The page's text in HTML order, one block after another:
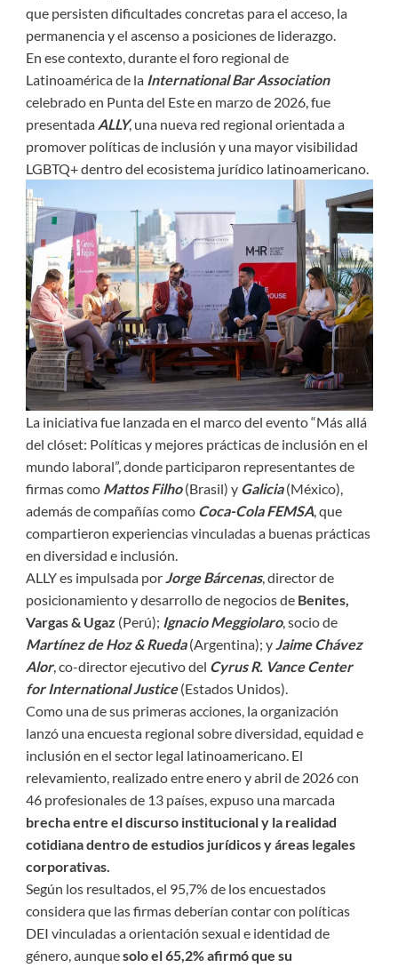
que persisten dificultades concretas para el acceso, la
permanencia y el ascenso a posiciones de liderazgo.
En ese contexto, durante el foro regional de
Latinoamérica de la International Bar Association
celebrado en Punta del Este en marzo de 2026, fue
presentada ALLY, una nueva red regional orientada a
promover políticas de inclusión y una mayor visibilidad
LGBTQ+ dentro del ecosistema jurídico latinoamericano.
La iniciativa fue lanzada en el marco del evento “Más allá
del clóset: Políticas y mejores prácticas de inclusión en el
mundo laboral”, donde participaron representantes de
firmas como Mattos Filho(Brasil) y Galicia(México),
además de compañías como Coca-Cola FEMSA, que
compartieron experiencias vinculadas a buenas prácticas
en diversidad e inclusión.
ALLY es impulsada porJorge Bárcenas, director de
posicionamiento y desarrollo de negocios de Benites,
Vargas & Ugaz (Perú); Ignacio Meggiolaro, socio de
Martínez de Hoz & Rueda(Argentina); yJaime Chávez
Alor, co-director ejecutivo del Cyrus R. Vance Center
for International Justice(Estados Unidos).
Como una de sus primeras acciones, la organización
lanzó una encuesta regional sobre diversidad, equidad e
inclusión en el sector legal latinoamericano. El
relevamiento, realizado entre enero y abril de 2026 con
46 profesionales de 13 países, expuso una marcada
brecha entre el discurso institucional y la realidad
cotidiana dentro de estudios jurídicos y áreas legales
corporativas.
Según los resultados, el 95,7% de los encuestados
considera que las firmas deberían contar con políticas
DEI vinculadas a orientación sexual e identidad de
género, aunquesolo el 65,2% afirmó que su